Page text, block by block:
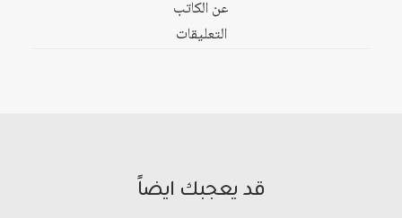
عن الكاتب
التعليقات
قد يعجبك ايضاً